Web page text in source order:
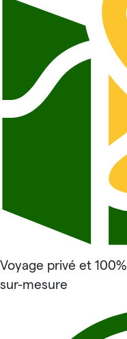
Voyage privé et 100%
sur-mesure